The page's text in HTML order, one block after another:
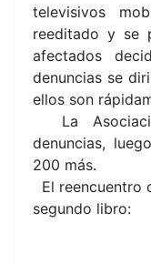
televisivos
reeditado y se
afectados
denuncias se
ellos son
La
denuncias,
200 más.
El reencuentro
segundo libro: